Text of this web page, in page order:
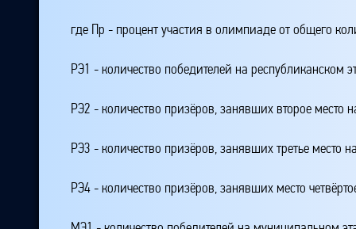
где Пр - процент участия в олимпиаде от общего
РЭ1 - количество победителей на республиканском
РЭ2 - количество призёров, занявших второе место
РЭ3 - количество призёров, занявших третье место
РЭ4 - количество призёров, занявших место